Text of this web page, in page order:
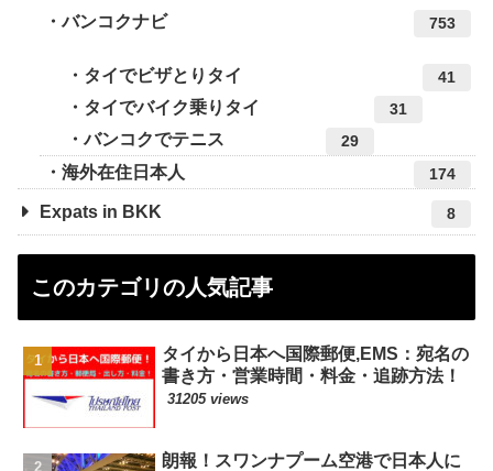
バンコクナビ 753
タイでビザとりタイ 41
タイでバイク乗りタイ 31
バンコクでテニス 29
海外在住日本人 174
Expats in BKK 8
このカテゴリの人気記事
タイから日本へ国際郵便,EMS：宛名の
書き方・営業時間・料金・追跡方法！
31205 views
朗報！スワンナプーム空港で日本人に